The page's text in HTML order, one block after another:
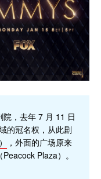
，去年 7 月 11 日
的冠名权，从此剧
，外面的广场原来
Plaza）。